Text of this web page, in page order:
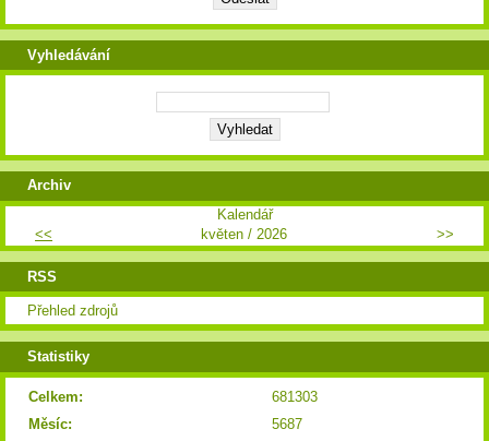
Vyhledávání
Archiv
Kalendář
<<
květen / 2026 >>
RSS
Přehled zdrojů
Statistiky
Celkem:
681303
Měsíc:
5687